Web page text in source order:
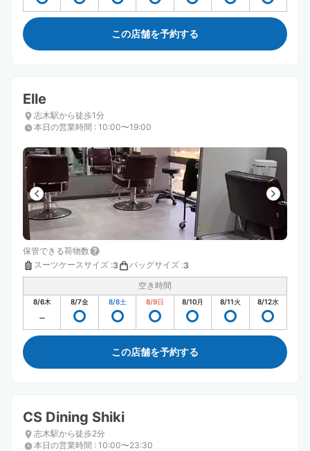
この店舗を予約する
Elle
志木駅から徒歩1分
本日の営業時間 : 10:00〜19:00
保管できる荷物数
スーツケースサイズ :3 バッグサイズ :3
空き時間
8/6木 8/7金 8/8土 8/9日 8/10月 8/11火 8/12水
この店舗を予約する
CS Dining Shiki
志木駅から徒歩2分
本日の営業時間 : 10:00〜23:30